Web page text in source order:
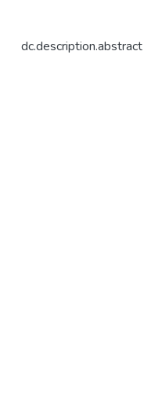
dc.description.abstract